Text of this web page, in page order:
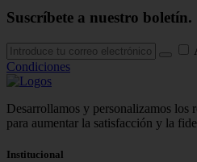
Suscríbete a nuestro boletín.
Condiciones
Desarrollamos y personalizamos los
para aumentar la satisfacción y la
Institucional